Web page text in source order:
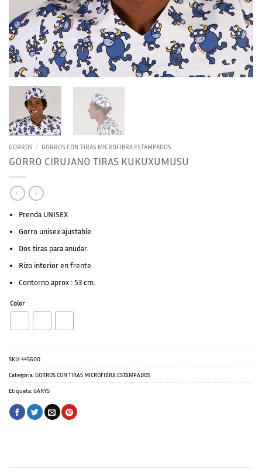
GORROS / GORROS CON TIRAS MICROFIBRA ESTAMPADOS
GORRO CIRUJANO TIRAS KUKUXUMUSU
Prenda UNISEX.
Gorro unisex ajustable.
Dos tiras para anudar.
Rizo interior en frente.
Contorno aprox.: 53 cm.
Color
SKU:445600
Categoría:GORROS CON TIRAS MICROFIBRA ESTAMPADOS
Etiqueta:GARYS